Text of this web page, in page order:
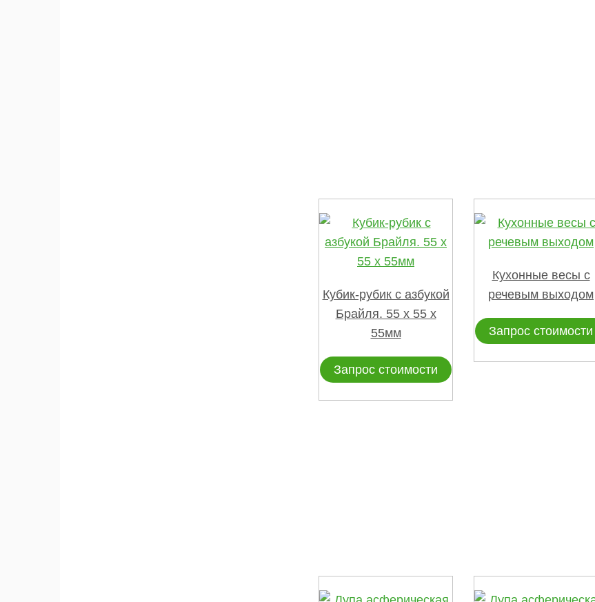
Кубик-рубик с азбукой
Брайля. 55 x 55 x
55мм
Запрос стоимости
Кухонные весы с
речевым выходом
Запрос стоимости